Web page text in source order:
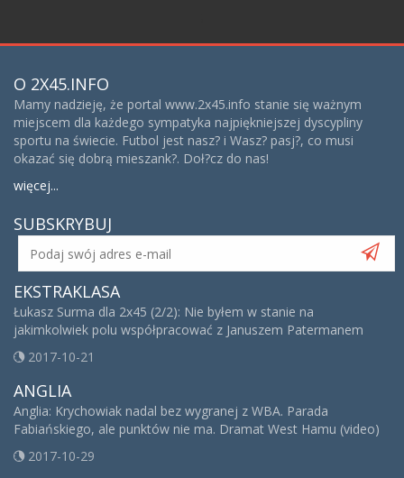
O 2X45.INFO
Mamy nadzieję, że portal www.2x45.info stanie się ważnym
miejscem dla każdego sympatyka najpiękniejszej dyscypliny
sportu na świecie. Futbol jest nasz? i Wasz? pasj?, co musi
okazać się dobrą mieszank?. Doł?cz do nas!
więcej...
SUBSKRYBUJ
EKSTRAKLASA
Łukasz Surma dla 2x45 (2/2): Nie byłem w stanie na
jakimkolwiek polu współpracować z Januszem Patermanem
2017-10-21
ANGLIA
Anglia: Krychowiak nadal bez wygranej z WBA. Parada
Fabiańskiego, ale punktów nie ma. Dramat West Hamu (video)
2017-10-29